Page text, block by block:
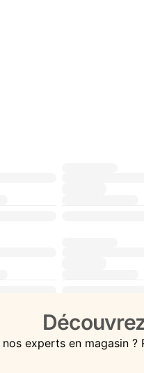
experts en magasin